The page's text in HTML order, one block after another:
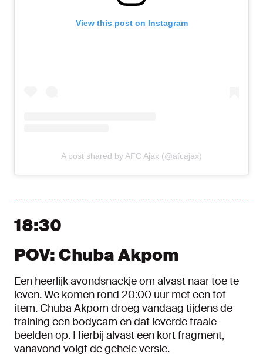
View this post on Instagram
A post shared by AFC Ajax (@afcajax)
18:30
POV: Chuba Akpom
Een heerlijk avondsnackje om alvast naar toe te
leven. We komen rond 20:00 uur met een tof
item. Chuba Akpom droeg vandaag tijdens de
training een bodycam en dat leverde fraaie
beelden op. Hierbij alvast een kort fragment,
vanavond volgt de gehele versie.